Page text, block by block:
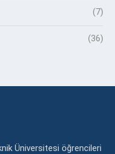
(7)
(36)
Üniversitesi öğrencileri